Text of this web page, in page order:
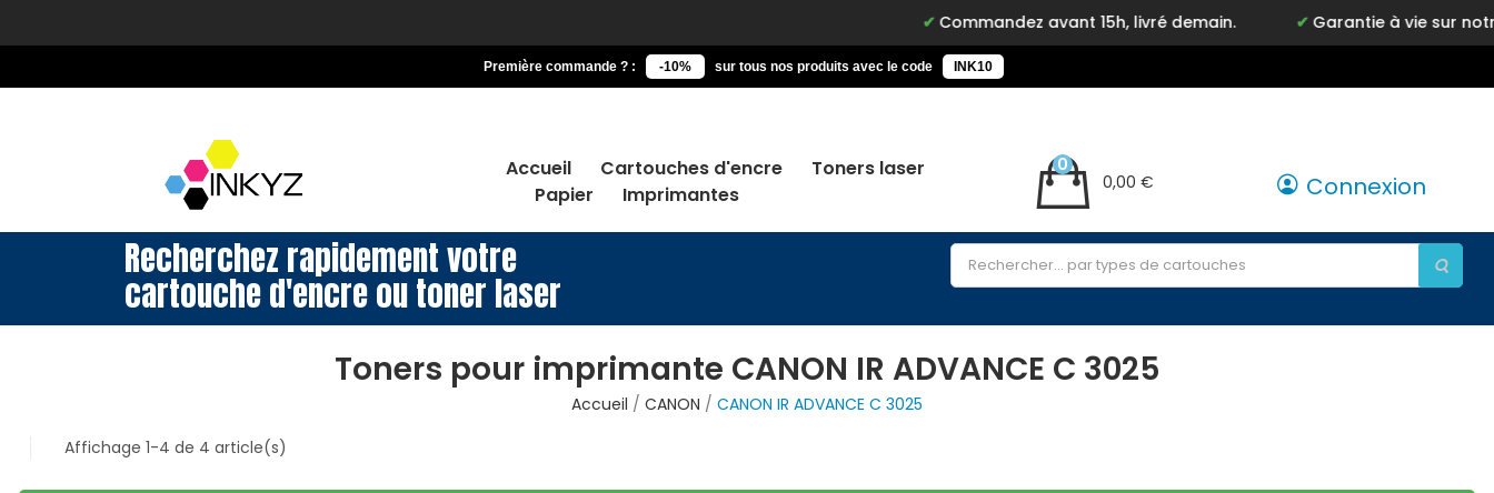
Commandez avant 15h, livré demain. Garantie à vie sur notre
Première commande ? : -10% sur tous nos produits avec le code INK10
Accueil Cartouches d'encre
Toners laser
Papier
Imprimantes
0,00 €
0
Connexion
Recherchez rapidement votre
cartouche d'encre ou toner laser
Toners pour imprimante CANON IR ADVANCE C 3025
Accueil CANON
CANON IR ADVANCE C 3025
Affichage 1-4 de 4 article(s)